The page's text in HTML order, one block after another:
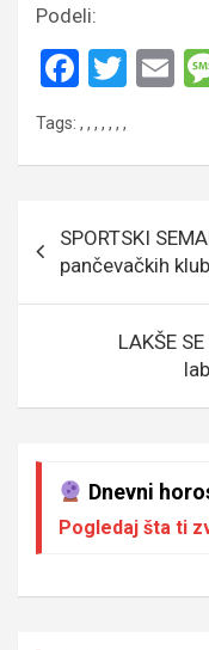
Podeli:
F
ce
o
o
k
T
E
Tags: , , , , , , ,
чланка
SPORTSKI
pančevačkih
LAKŠE
Dnevni
Pogledaj šta ti